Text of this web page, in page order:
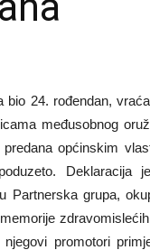
bio 24. rođendan,
međusobnog
općinskim
Deklaracija
Partnerska grupa,
njegovi promotori